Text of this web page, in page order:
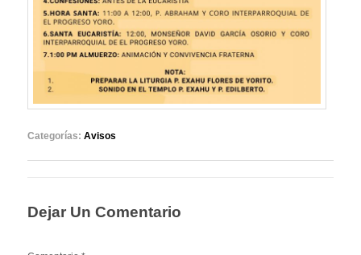
Categorías: Avisos
Dejar Un Comentario